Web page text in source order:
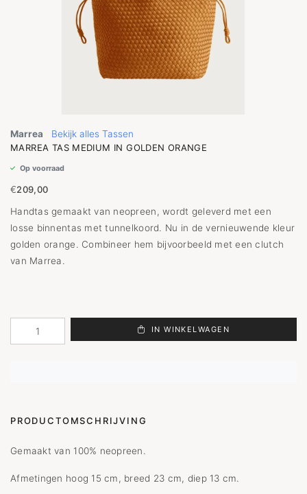
Marrea
Bekijk alles Tassen
MARREA TAS MEDIUM IN GOLDEN ORANGE
Op voorraad
€209,00
Handtas gemaakt van neopreen, wordt geleverd met een
losse binnentas met tunnelkoord. Nu in de vernieuwende kleur
golden orange. Combineer hem bijvoorbeeld met een clutch
van Marrea.
IN WINKELWAGEN
PRODUCTOMSCHRIJVING
Gemaakt van 100% neopreen.
Afmetingen hoog 15 cm, breed 23 cm, diep 13 cm.